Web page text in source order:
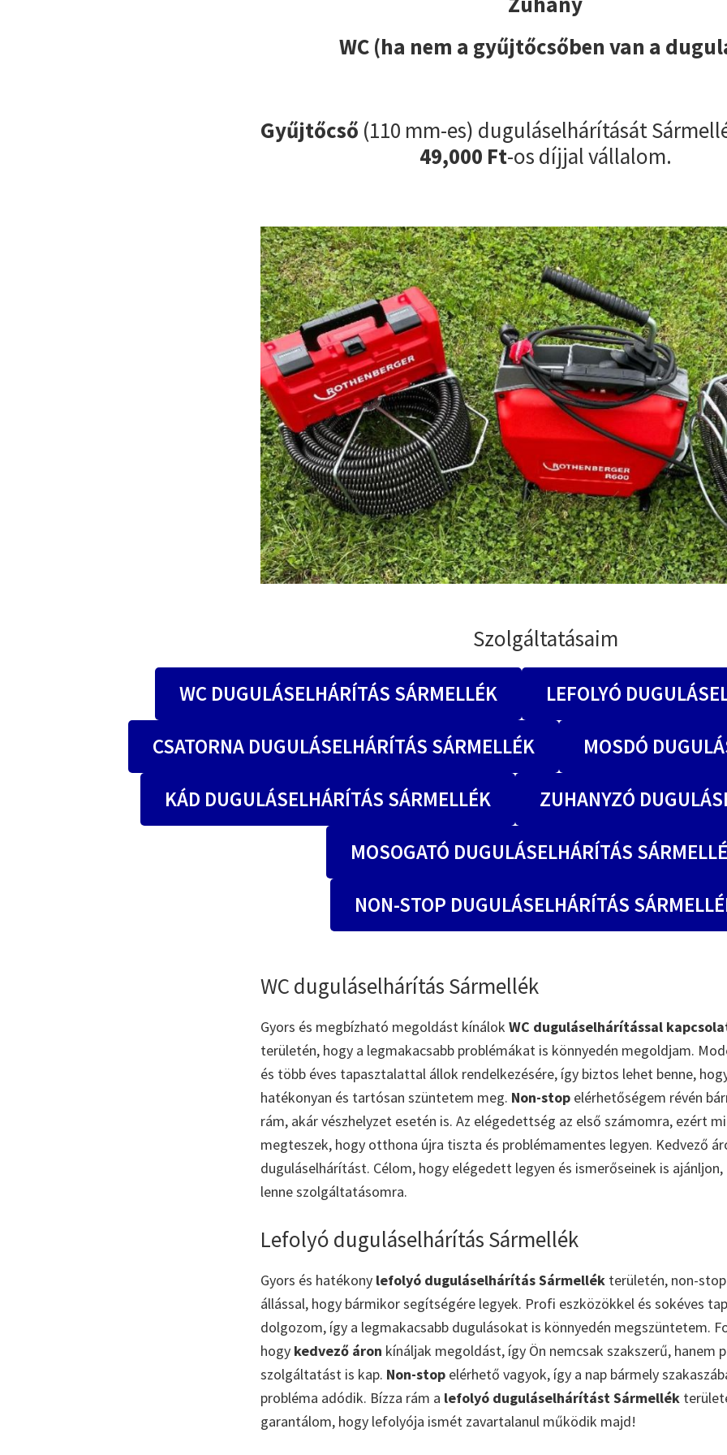
WC (ha nem a gyűjtőcsőben van a
Gyűjtőcső (110 mm-es) duguláselhárítását
49,000 Ft-os díjjal vállalom.
Szolgáltatásaim
WC DUGULÁSELHÁRÍTÁS SÁRMELLÉK LEFOLYÓ
CSATORNA DUGULÁSELHÁRÍTÁS SÁRMELLÉK MOSDÓ
KÁD DUGULÁSELHÁRÍTÁS SÁRMELLÉK ZUHANYZÓ
MOSOGATÓ DUGULÁSELHÁRÍTÁS
NON-STOP DUGULÁSELHÁRÍTÁS
WC duguláselhárítás Sármellék
Gyors és megbízható megoldást kínálok WC duguláselhárítással
területén, hogy a legmakacsabb problémákat is könnyedén megoldjam.
és több éves tapasztalattal állok rendelkezésére, így biztos lehet benne,
hatékonyan és tartósan szüntetem meg. Non-stop elérhetőségem révén
rám, akár vészhelyzet esetén is. Az elégedettség az első számomra, ezért
megteszek, hogy otthona újra tiszta és problémamentes legyen. Kedvező
duguláselhárítást. Célom, hogy elégedett legyen és ismerőseinek is ajánljon,
lenne szolgáltatásomra.
Lefolyó duguláselhárítás Sármellék
Gyors és hatékony lefolyó duguláselhárítás Sármellék területén, non-
állással, hogy bármikor segítségére legyek. Profi eszközökkel és sokéves
dolgozom, így a legmakacsabb dugulásokat is könnyedén megszüntetem.
hogy kedvező áron kínáljak megoldást, így Ön nemcsak szakszerű, hanem
szolgáltatást is kap. Non-stop elérhető vagyok, így a nap bármely
probléma adódik. Bízza rám a lefolyó duguláselhárítást Sármellék
garantálom, hogy lefolyója ismét zavartalanul működik majd!